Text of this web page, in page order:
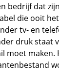
bedrijf dat
die ooit
tv- en
druk staat
moet maken.